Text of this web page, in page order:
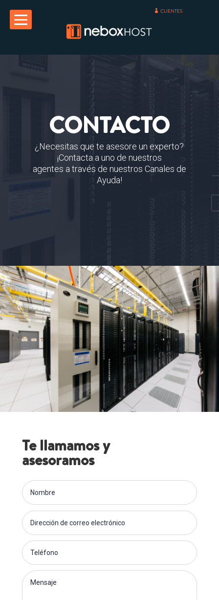
CLIENTES
CONTACTO
¿Necesitas que te asesore un experto?
¡Contacta a uno de nuestros
agentes a través de nuestros Canales de
Ayuda!
Te llamamos y
asesoramos